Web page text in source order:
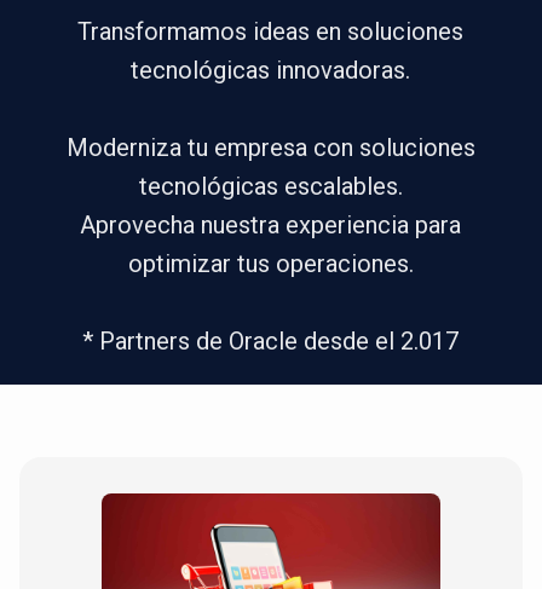
Transformamos ideas en soluciones
tecnológicas innovadoras.
Moderniza tu empresa con soluciones
tecnológicas escalables.
Aprovecha nuestra experiencia para
optimizar tus operaciones.
* Partners de Oracle desde el 2.017